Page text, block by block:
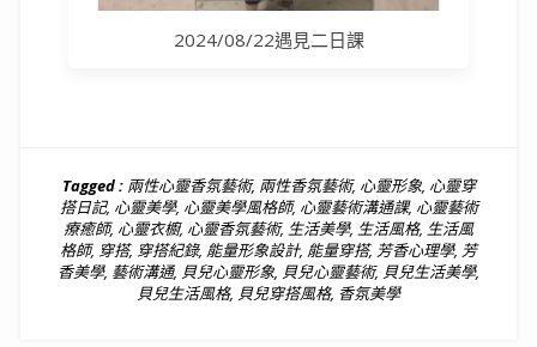
2024/08/22遇見二日課
Tagged : 兩性心靈香氛藝術, 兩性香氛藝術, 心靈形象, 心靈穿
搭日記, 心靈美學, 心靈美學風格師, 心靈藝術溝通課, 心靈藝術
療癒師, 心靈衣櫥, 心靈香氛藝術, 生活美學, 生活風格, 生活風
格師, 穿搭, 穿搭紀錄, 能量形象設計, 能量穿搭, 芳香心理學, 芳
香美學, 藝術溝通, 貝兒心靈形象, 貝兒心靈藝術, 貝兒生活美學,
貝兒生活風格, 貝兒穿搭風格, 香氛美學